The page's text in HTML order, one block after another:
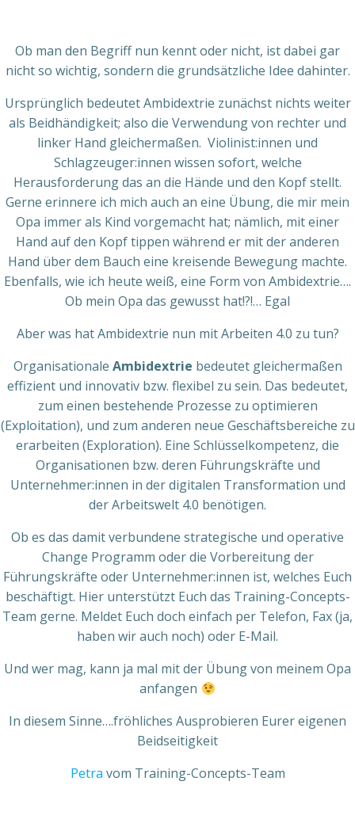
Ob man den Begriff nun kennt oder nicht, ist dabei gar
nicht so wichtig, sondern die grundsätzliche Idee dahinter.
Ursprünglich bedeutet Ambidextrie zunächst nichts weiter
als Beidhändigkeit; also die Verwendung von rechter und
linker Hand gleichermaßen. Violinist:innen und
Schlagzeuger:innen wissen sofort, welche
Herausforderung das an die Hände und den Kopf stellt.
Gerne erinnere ich mich auch an eine Übung, die mir mein
Opa immer als Kind vorgemacht hat; nämlich, mit einer
Hand auf den Kopf tippen während er mit der anderen
Hand über dem Bauch eine kreisende Bewegung machte.
Ebenfalls, wie ich heute weiß, eine Form von Ambidextrie….
Ob mein Opa das gewusst hat!?!… Egal
Aber was hat Ambidextrie nun mit Arbeiten 4.0 zu tun?
Organisationale Ambidextrie bedeutet gleichermaßen
effizient und innovativ bzw. flexibel zu sein. Das bedeutet,
zum einen bestehende Prozesse zu optimieren
(Exploitation), und zum anderen neue Geschäftsbereiche zu
erarbeiten (Exploration). Eine Schlüsselkompetenz, die
Organisationen bzw. deren Führungskräfte und
Unternehmer:innen in der digitalen Transformation und
der Arbeitswelt 4.0 benötigen.
Ob es das damit verbundene strategische und operative
Change Programm oder die Vorbereitung der
Führungskräfte oder Unternehmer:innen ist, welches Euch
beschäftigt. Hier unterstützt Euch das Training-Concepts-
Team gerne. Meldet Euch doch einfach per Telefon, Fax (ja,
haben wir auch noch) oder E-Mail.
Und wer mag, kann ja mal mit der Übung von meinem Opa
anfangen
In diesem Sinne….fröhliches Ausprobieren Eurer eigenen
Beidseitigkeit
Petra vom Training-Concepts-Team